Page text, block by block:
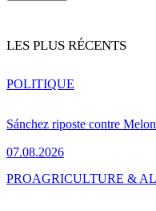
LES PLUS RÉCENTS
Sánchez riposte contre
07.08.2026
POLITIQUE
PROAGRICULTURE &